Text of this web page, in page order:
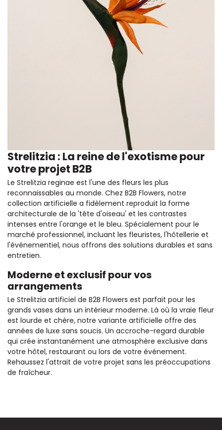
Strelitzia : La reine de l'exotisme pour
votre projet B2B
Le Strelitzia reginae est l'une des fleurs les plus
reconnaissables au monde. Chez B2B Flowers, notre
collection artificielle a fidèlement reproduit la forme
architecturale de la 'tête d'oiseau' et les contrastes
intenses entre l'orange et le bleu. Spécialement pour le
marché professionnel, incluant les fleuristes, l'hôtellerie et
l'événementiel, nous offrons des solutions durables et sans
entretien.
Moderne et exclusif pour vos
arrangements
Le Strelitzia artificiel de B2B Flowers est parfait pour les
grands vases dans un intérieur moderne. Là où la vraie fleur
est lourde et chère, notre variante artificielle offre des
années de luxe sans soucis. Un accroche-regard durable
qui crée instantanément une atmosphère exclusive dans
votre hôtel, restaurant ou lors de votre événement.
Rehaussez l'attrait de votre projet sans les préoccupations
de fraîcheur.